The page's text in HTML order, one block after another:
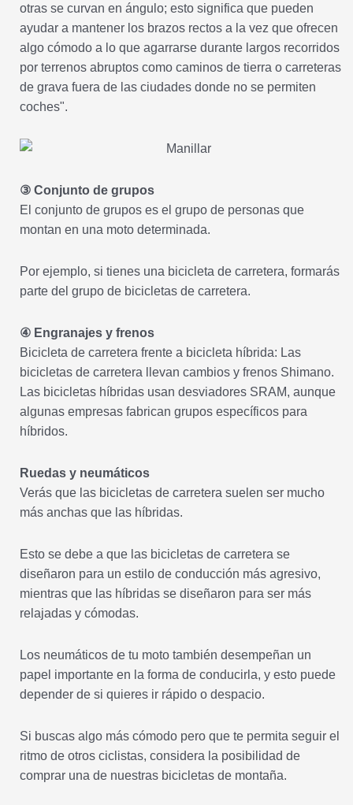
otras se curvan en ángulo; esto significa que pueden
ayudar a mantener los brazos rectos a la vez que ofrecen
algo cómodo a lo que agarrarse durante largos recorridos
por terrenos abruptos como caminos de tierra o carreteras
de grava fuera de las ciudades donde no se permiten
coches".
③ Conjunto de grupos
El conjunto de grupos es el grupo de personas que
montan en una moto determinada.
Por ejemplo, si tienes una bicicleta de carretera, formarás
parte del grupo de bicicletas de carretera.
④ Engranajes y frenos
Bicicleta de carretera frente a bicicleta híbrida: Las
bicicletas de carretera llevan cambios y frenos Shimano.
Las bicicletas híbridas usan desviadores SRAM, aunque
algunas empresas fabrican grupos específicos para
híbridos.
Ruedas y neumáticos
Verás que las bicicletas de carretera suelen ser mucho
más anchas que las híbridas.
Esto se debe a que las bicicletas de carretera se
diseñaron para un estilo de conducción más agresivo,
mientras que las híbridas se diseñaron para ser más
relajadas y cómodas.
Los neumáticos de tu moto también desempeñan un
papel importante en la forma de conducirla, y esto puede
depender de si quieres ir rápido o despacio.
Si buscas algo más cómodo pero que te permita seguir el
ritmo de otros ciclistas, considera la posibilidad de
comprar una de nuestras bicicletas de montaña.